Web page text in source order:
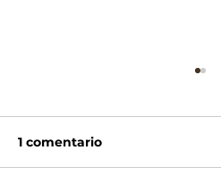
1 comentario